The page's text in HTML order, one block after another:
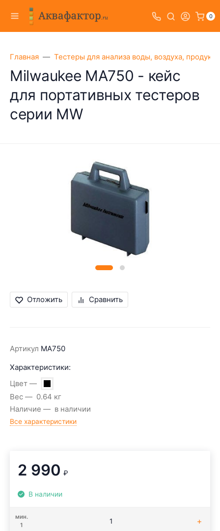
0
Главная Тестеры для анализа воды, воздуха,
Milwaukee MA750 - кейс
для портативных тестеров
серии MW
Отложить Сравнить
Артикул MA750
Характеристики:
Цвет
Вес
0.64 кг
Наличие
в наличии
Все характеристики
2 990 ₽
В наличии
мин.
1